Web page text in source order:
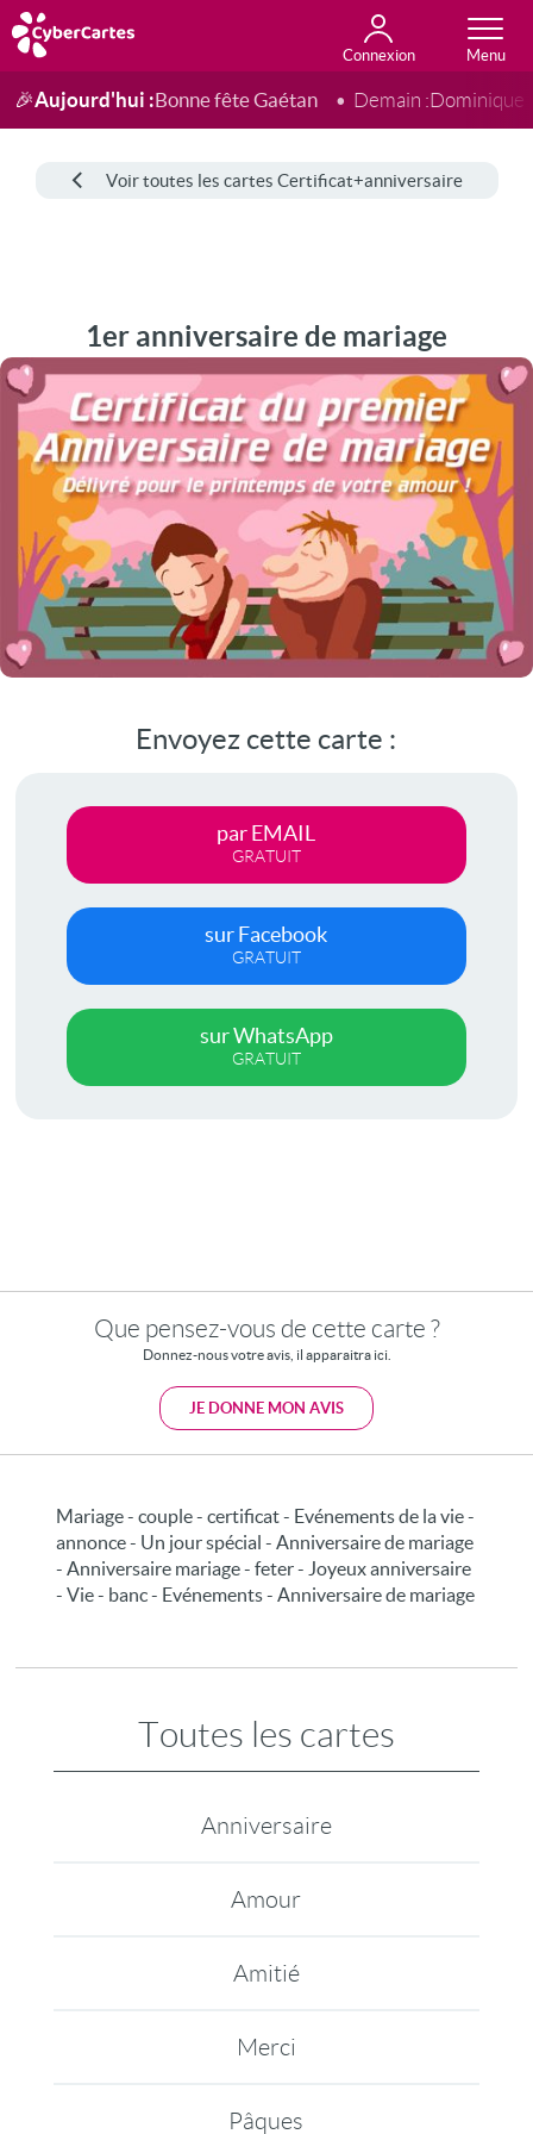
Connexion
Anniversaire
Fête du jour
Amour
Amitié
Merci
Toutes les cartes
🎉Aujourd'hui :Bonne fête Gaétan Demain :Dominique
Voir toutes les cartes Certificat+anniversaire
1er anniversaire de mariage
Envoyez cette carte :
par EMAIL
GRATUIT
sur Facebook
GRATUIT
sur WhatsApp
GRATUIT
Que pensez-vous de cette carte ?
Donnez-nous votre avis, il apparaitra ici.
JE DONNE MON AVIS
Mariage - couple - certificat - Evénements de la vie -
annonce - Un jour spécial - Anniversaire de mariage
- Anniversaire mariage - feter - Joyeux anniversaire
- Vie - banc - Evénements - Anniversaire de mariage
Toutes les cartes
Anniversaire
Amour
Amitié
Merci
Pâques